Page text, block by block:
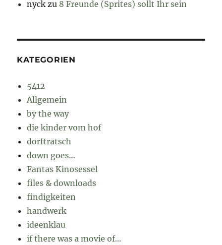
nyck zu 8 Freunde (Sprites) sollt Ihr sein
KATEGORIEN
5412
Allgemein
by the way
die kinder vom hof
dorftratsch
down goes…
Fantas Kinosessel
files & downloads
findigkeiten
handwerk
ideenklau
if there was a movie of…